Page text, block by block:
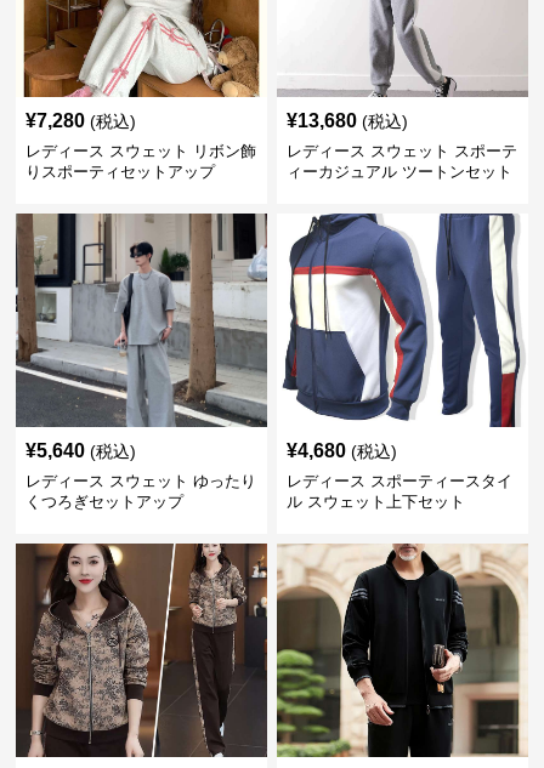
¥7,280 (税込)
レディース スウェット リボン飾
りスポーティセットアップ
¥13,680 (税込)
レディース スウェット スポーテ
ィーカジュアル ツートンセット
¥5,640 (税込)
レディース スウェット ゆったり
くつろぎセットアップ
¥4,680 (税込)
レディース スポーティースタイ
ル スウェット上下セット